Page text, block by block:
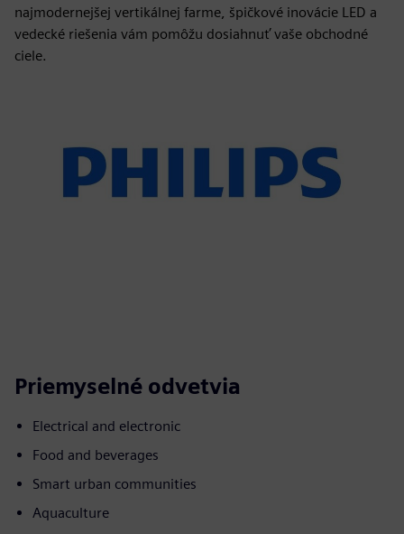
najmodernejšej vertikálnej farme, špičkové inovácie LED a
vedecké riešenia vám pomôžu dosiahnuť vaše obchodné
ciele.
Priemyselné odvetvia
Electrical and electronic
Food and beverages
Smart urban communities
Aquaculture